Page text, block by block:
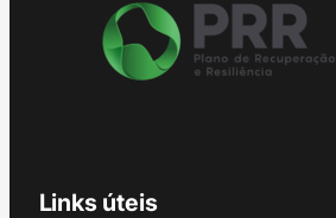
Links úteis